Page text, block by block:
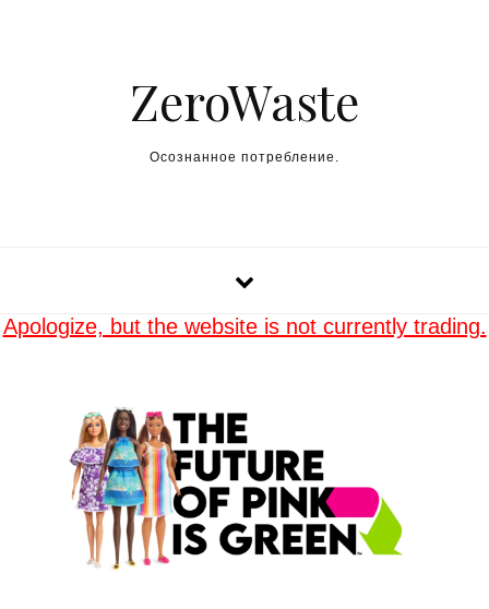
ZeroWaste
Осознанное потребление.
Apologize, but the website is not currently trading.